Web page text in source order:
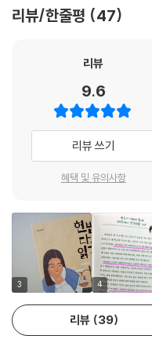
대해 헌법이 어느 정도는 대답
“헌법은 그렇게 크게 봐서 다
들을 자세하게 정해 놓았단다.
법 제37조 제1항에는 ‘국민의
로 경시되지 않는다’고 했어.
었지만 혹시 빠진 것이 있더라
지로 인정해줘야 한다는 거야.
지키기 위해 필요하다면 말이야
“아빠 말씀을 듣고 나니까 마
들을 했지만 다행히 거기서
반복하지 않기 위해 헌법을 정
도 도움이 됐을까”
“뭐랄까. 인류라는 존재가 시
--- p.107
뉴스에서 쓰는 말들은 너무 어
아빠가 이런 것들에 관한 책을
하고 기대가 된다. 한편으론
로 한다. 이 책을 써준 아빠한테
- 딸, 양시연
리뷰/한줄평 47
리뷰
9.6
리뷰 쓰기
혜택 및 유의사항
3 4
리뷰 39